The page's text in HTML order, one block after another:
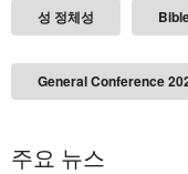
성 정체성
General Conference
주요 뉴스